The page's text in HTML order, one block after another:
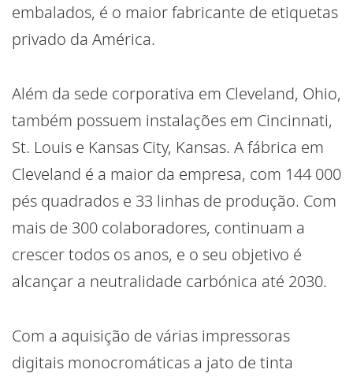
embalados, é o maior fabricante de etiquetas
privado da América.
Além da sede corporativa em Cleveland, Ohio,
também possuem instalações em Cincinnati,
St. Louis e Kansas City, Kansas. A fábrica em
Cleveland é a maior da empresa, com 144 000
pés quadrados e 33 linhas de produção. Com
mais de 300 colaboradores, continuam a
crescer todos os anos, e o seu objetivo é
alcançar a neutralidade carbónica até 2030.
Com a aquisição de várias impressoras
digitais monocromáticas a jato de tinta